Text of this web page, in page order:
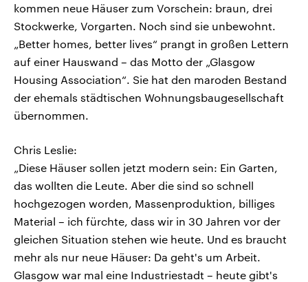
kommen neue Häuser zum Vorschein: braun, drei
Stockwerke, Vorgarten. Noch sind sie unbewohnt.
„Better homes, better lives“ prangt in großen Lettern
auf einer Hauswand – das Motto der „Glasgow
Housing Association“. Sie hat den maroden Bestand
der ehemals städtischen Wohnungsbaugesellschaft
übernommen.
Chris Leslie:
„Diese Häuser sollen jetzt modern sein: Ein Garten,
das wollten die Leute. Aber die sind so schnell
hochgezogen worden, Massenproduktion, billiges
Material – ich fürchte, dass wir in 30 Jahren vor der
gleichen Situation stehen wie heute. Und es braucht
mehr als nur neue Häuser: Da geht's um Arbeit.
Glasgow war mal eine Industriestadt – heute gibt's